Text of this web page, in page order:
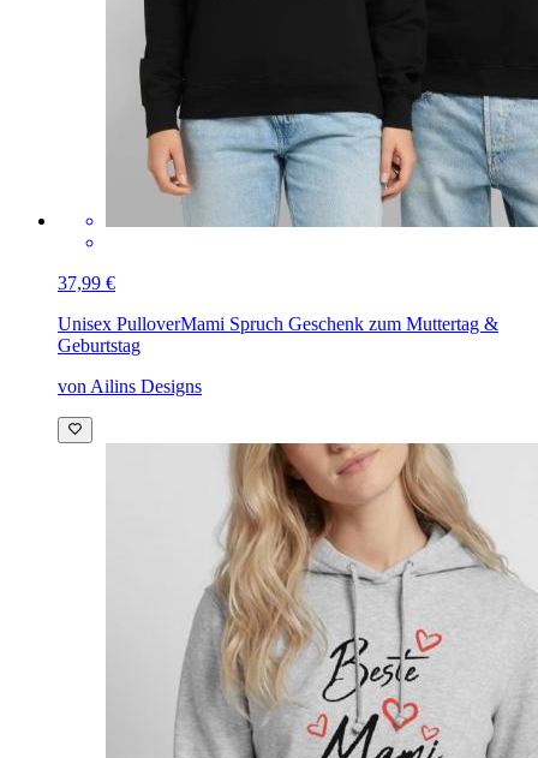
37,99 €
Unisex PulloverMami Spruch Geschenk zum Muttertag &
Geburtstag
von Ailins Designs